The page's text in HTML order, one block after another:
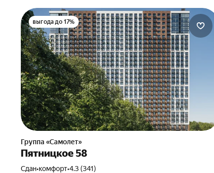
выгода до 17%
Группа «Самолет»
Пятницкое 58
Сдан•комфорт•4.3 (341)